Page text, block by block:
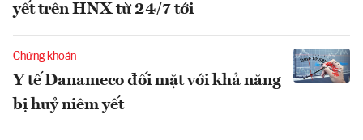
yết trên HNX từ 24/7 tới
Chứng khoán
Y tế Danameco đối mặt với khả năng
bị huỷ niêm yết